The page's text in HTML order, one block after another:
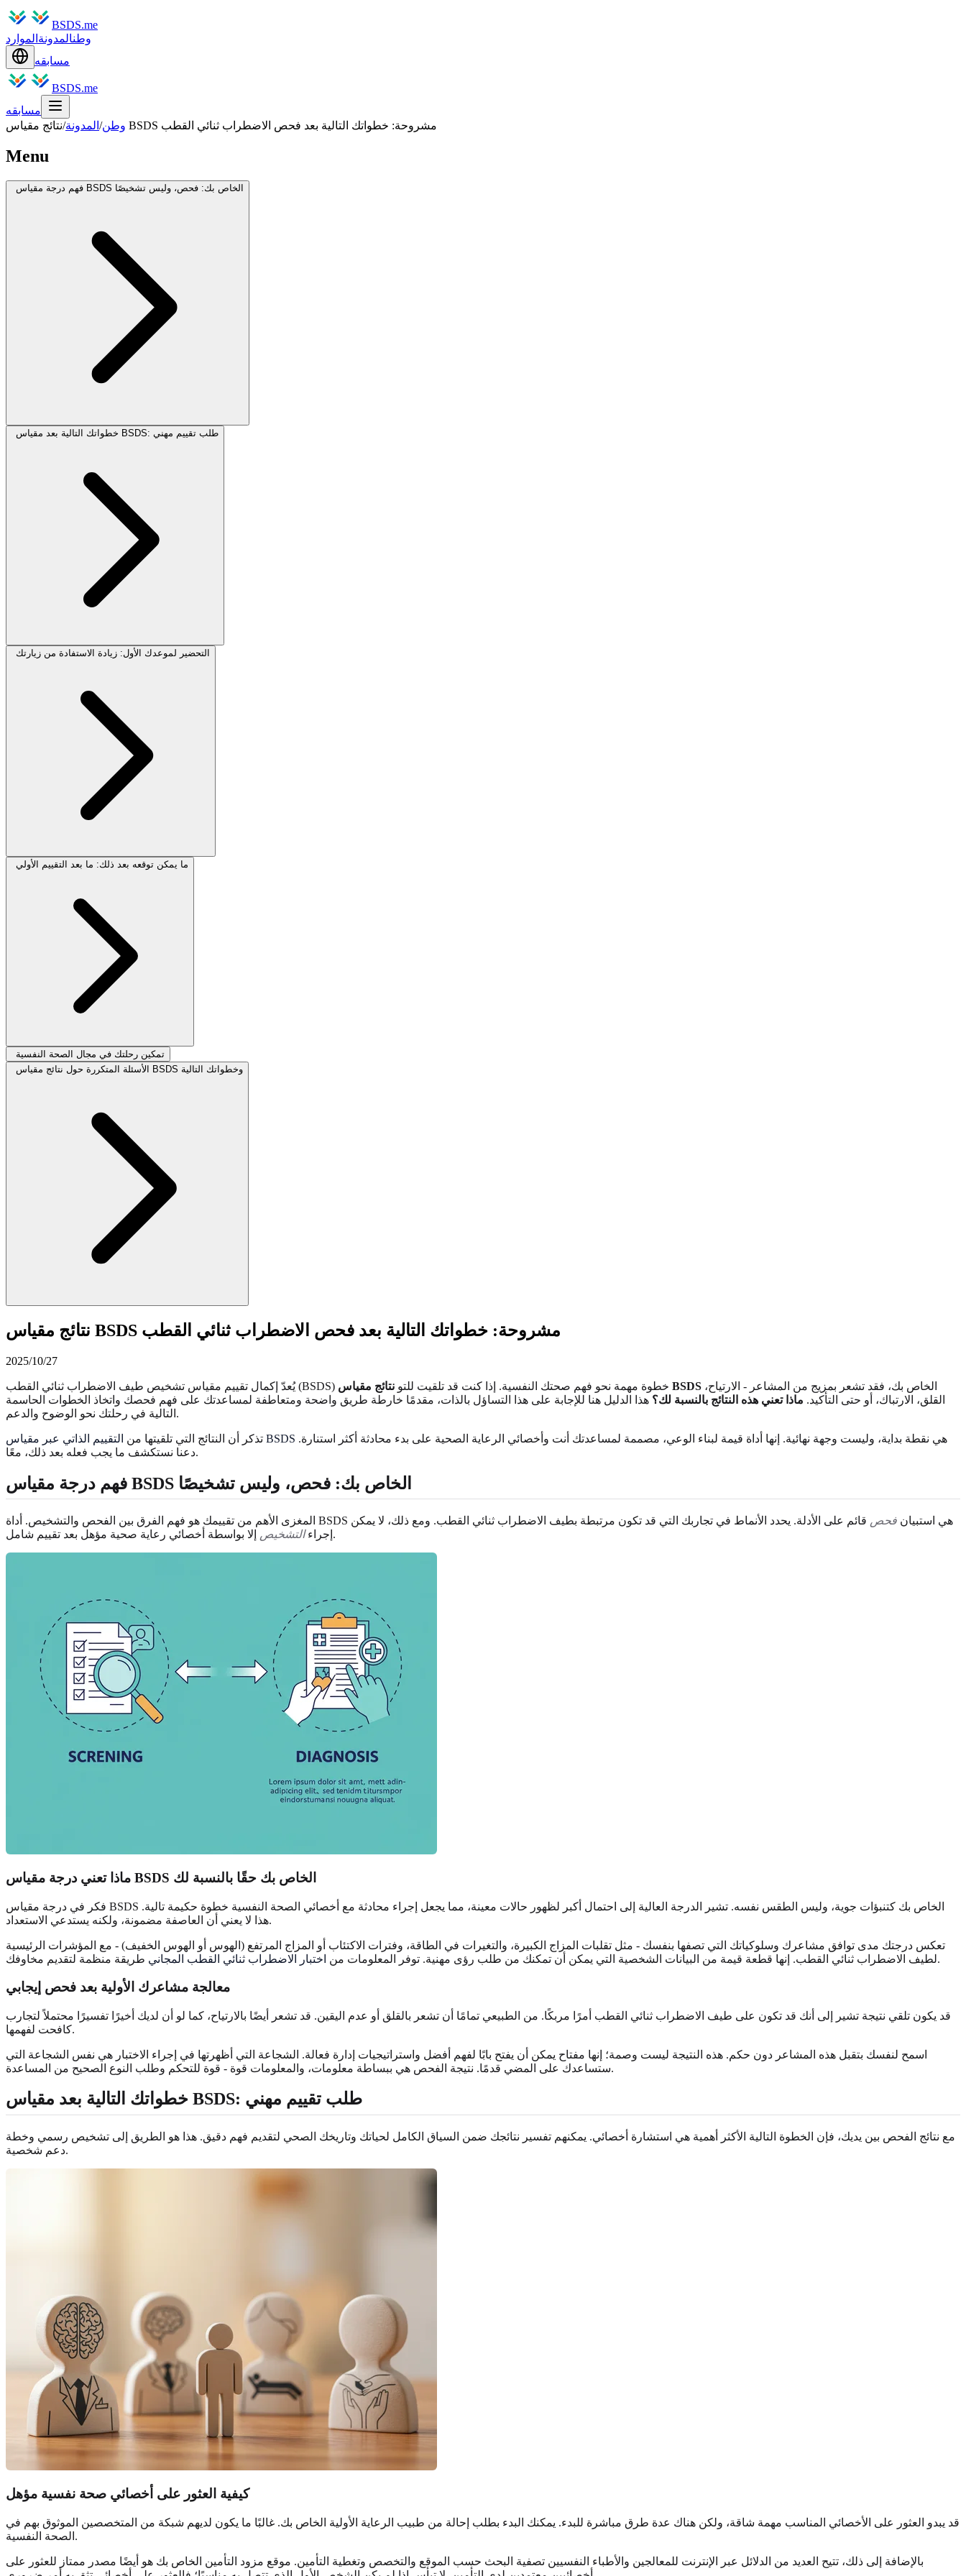
BSDS.me
وطنالمدونة الموارد
مسابقه
BSDS.me
مسابقه
وطن/ المدونة/ نتائج مقياس BSDS مشروحة: خطواتك التالية بعد فحص الاضطراب ثنائي القطب
Menu
فهم درجة مقياس BSDS الخاص بك: فحص، وليس تشخيصًا
خطواتك التالية بعد مقياس BSDS: طلب تقييم مهني
التحضير لموعدك الأول: زيادة الاستفادة من زيارتك
ما يمكن توقعه بعد ذلك: ما بعد التقييم الأولي
تمكين رحلتك في مجال الصحة النفسية
الأسئلة المتكررة حول نتائج مقياس BSDS وخطواتك التالية
نتائج مقياس BSDS مشروحة: خطواتك التالية بعد فحص الاضطراب ثنائي القطب
2025/10/27
يُعدّ إكمال تقييم مقياس تشخيص طيف الاضطراب ثنائي القطب (BSDS) خطوة مهمة نحو فهم صحتك النفسية. إذا كنت قد تلقيت للتو نتائج مقياس BSDS
القلق، الارتباك، أو حتى التأكيد. ماذا تعني هذه النتائج بالنسبة لك؟ هذا الدليل هنا للإجابة على هذا التساؤل بالذات، مقدمًا خارطة طريق واضحة ومتعاطفة لمساعدتك على فهم فحصك واتخاذ الخطوات الحاسمة
التالية في رحلتك نحو الوضوح والدعم.
تذكر أن النتائج التي تلقيتها من التقييم الذاتي عبر مقياس BSDS
دعنا نستكشف ما يجب فعله بعد ذلك، معًا.
فهم درجة مقياس BSDS الخاص بك: فحص، وليس تشخيصًا
المغزى الأهم من تقييمك هو فهم الفرق بين الفحص والتشخيص. أداة BSDS هي استبيان فحص قائم على الأدلة. يحدد الأنماط في تجاربك التي قد تكون مرتبطة بطيف الاضطراب ثنائي القطب. ومع ذلك، لا يمكن
إجراءالتشخيص إلا بواسطة أخصائي رعاية صحية مؤهل بعد تقييم شامل.
ماذا تعني درجة مقياس BSDS الخاص بك حقًا بالنسبة لك
فكر في درجة مقياس BSDS الخاص بك كتنبؤات جوية، وليس الطقس نفسه. تشير الدرجة العالية إلى احتمال أكبر لظهور حالات معينة، مما يجعل إجراء محادثة مع أخصائي الصحة النفسية خطوة حكيمة تالية.
هذا لا يعني أن العاصفة مضمونة، ولكنه يستدعي الاستعداد.
تعكس درجتك مدى توافق مشاعرك وسلوكياتك التي تصفها بنفسك - مثل تقلبات المزاج الكبيرة، والتغيرات في الطاقة، وفترات الاكتئاب أو المزاج المرتفع (الهوس أو الهوس الخفيف) - مع المؤشرات الرئيسية
لطيف الاضطراب ثنائي القطب. إنها قطعة قيمة من البيانات الشخصية التي يمكن أن تمكنك من طلب رؤى مهنية. توفر المعلومات من اختبار الاضطراب ثنائي القطب المجاني طريقة منظمة لتقديم مخاوفك.
معالجة مشاعرك الأولية بعد فحص إيجابي
قد يكون تلقي نتيجة تشير إلى أنك قد تكون على طيف الاضطراب ثنائي القطب أمرًا مربكًا. من الطبيعي تمامًا أن تشعر بالقلق أو عدم اليقين. قد تشعر أيضًا بالارتياح، كما لو أن لديك أخيرًا تفسيرًا محتملاً لتجارب
كافحت لفهمها.
اسمح لنفسك بتقبل هذه المشاعر دون حكم. هذه النتيجة ليست وصمة؛ إنها مفتاح يمكن أن يفتح بابًا لفهم أفضل واستراتيجيات إدارة فعالة. الشجاعة التي أظهرتها في إجراء الاختبار هي نفس الشجاعة التي
ستساعدك على المضي قدمًا. نتيجة الفحص هي ببساطة معلومات، والمعلومات قوة - قوة للتحكم وطلب النوع الصحيح من المساعدة.
خطواتك التالية بعد مقياس BSDS: طلب تقييم مهني
مع نتائج الفحص بين يديك، فإن الخطوة التالية الأكثر أهمية هي استشارة أخصائي. يمكنهم تفسير نتائجك ضمن السياق الكامل لحياتك وتاريخك الصحي لتقديم فهم دقيق. هذا هو الطريق إلى تشخيص رسمي وخطة
دعم شخصية.
كيفية العثور على أخصائي صحة نفسية مؤهل
قد يبدو العثور على الأخصائي المناسب مهمة شاقة، ولكن هناك عدة طرق مباشرة للبدء. يمكنك البدء بطلب إحالة من طبيب الرعاية الأولية الخاص بك. غالبًا ما يكون لديهم شبكة من المتخصصين الموثوق بهم في
الصحة النفسية.
بالإضافة إلى ذلك، تتيح العديد من الدلائل عبر الإنترنت للمعالجين والأطباء النفسيين تصفية البحث حسب الموقع والتخصص وتغطية التأمين. موقع مزود التأمين الخاص بك هو أيضًا مصدر ممتاز للعثور على